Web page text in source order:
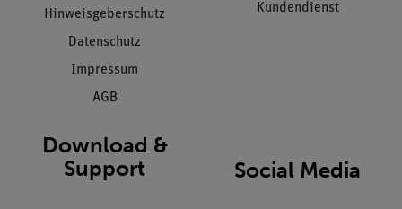
Hinweisgeberschutz
Datenschutz
Impressum
AGB
Kundendienst
Download &
Support
Social Media